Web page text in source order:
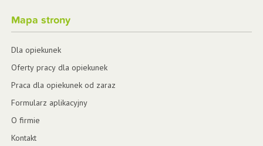
Mapa strony
Dla opiekunek
Oferty pracy dla opiekunek
Praca dla opiekunek od zaraz
Formularz aplikacyjny
O firmie
Kontakt